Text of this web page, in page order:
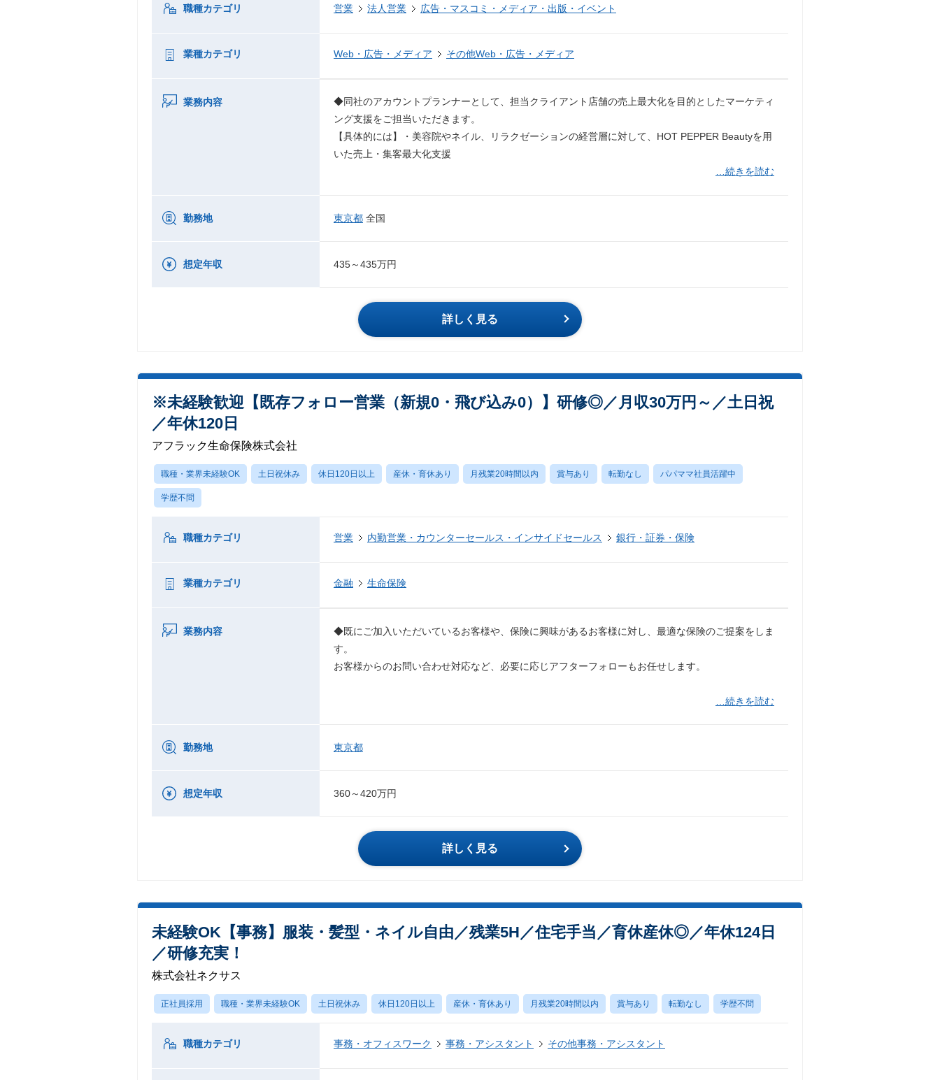
職種カテゴリ 営業 法人営業 広告・マスコミ・メディア・出版・イベント
業種カテゴリ Web・広告・メディア その他Web・広告・メディア
業務内容
◆同社のアカウントプランナーとして、担当クライアント店舗の売上最大化を目的としたマーケティ
ング支援をご担当いただきます。
【具体的には】・美容院やネイル、リラクゼーションの経営層に対して、HOT PEPPER Beautyを用
いた売上・集客最大化支援
…続きを読む
勤務地 東京都 全国
想定年収 435～435万円
詳しく見る
※未経験歓迎【既存フォロー営業（新規0・飛び込み0）】研修◎／月収30万円～／土日祝
／年休120日
アフラック生命保険株式会社
職種・業界未経験OK 土日祝休み 休日120日以上 産休・育休あり 月残業20時間以内 賞与あり 転勤なし パパママ社員活躍中
学歴不問
職種カテゴリ 営業 内勤営業・カウンターセールス・インサイドセールス 銀行・証券・保険
業種カテゴリ 金融 生命保険
業務内容
◆既にご加入いただいているお客様や、保険に興味があるお客様に対し、最適な保険のご提案をしま
す。
お客様からのお問い合わせ対応など、必要に応じアフターフォローもお任せします。
…続きを読む
勤務地 東京都
想定年収 360～420万円
詳しく見る
未経験OK【事務】服装・髪型・ネイル自由／残業5H／住宅手当／育休産休◎／年休124日
／研修充実！
株式会社ネクサス
正社員採用 職種・業界未経験OK 土日祝休み 休日120日以上 産休・育休あり 月残業20時間以内 賞与あり 転勤なし 学歴不問
職種カテゴリ 事務・オフィスワーク 事務・アシスタント その他事務・アシスタント